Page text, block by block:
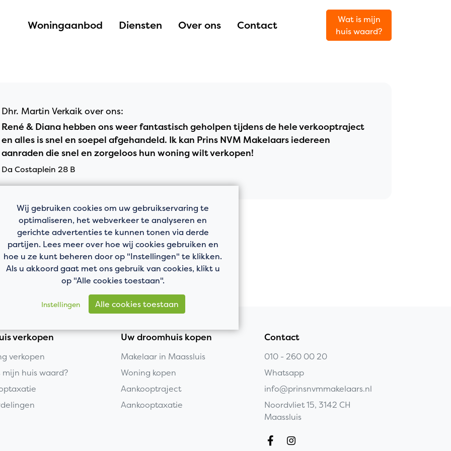
Woningaanbod Diensten Over ons Contact
Wat is mijn
huis waard?
Dhr. Martin Verkaik over ons:
René & Diana hebben ons weer fantastisch geholpen tijdens de hele verkooptraject
en alles is snel en soepel afgehandeld. Ik kan Prins NVM Makelaars iedereen
aanraden die snel en zorgeloos hun woning wilt verkopen!
Da Costaplein 28 B
verkopen
verkopen
mijn huis waard?
Uw droomhuis kopen
Makelaar in Maassluis
Woning kopen
Aankooptraject
Aankooptaxatie
Contact
010 - 260 00 20
Whatsapp
info@prinsnvmmakelaars.nl
Noordvliet 15, 3142 CH
Maassluis
Wij gebruiken cookies om uw gebruikservaring te
optimaliseren, het webverkeer te analyseren en
gerichte advertenties te kunnen tonen via derde
partijen. Lees meer over hoe wij cookies gebruiken en
hoe u ze kunt beheren door op "Instellingen" te klikken.
Als u akkoord gaat met ons gebruik van cookies, klikt u
op "Alle cookies toestaan".
Instellingen Alle cookies toestaan